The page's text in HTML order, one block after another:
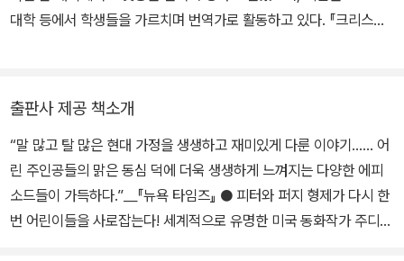
대학 등에서 학생들을 가르치며 번역가로 활동하고 있다. 『크리스마
말로 옮겼다.
출판사 제공 책소개
“말 많고 탈 많은 현대 가정을 생생하고 재미있게 다룬 이야기…… 어
린 주인공들의 맑은 동심 덕에 더욱 생생하게 느껴지는 다양한 에피
소드들이 가득하다.”＿『뉴욕 타임즈』 ● 피터와 퍼지 형제가 다시 한
번 어린이들을 사로잡는다! 세계적으로 유명한 미국 동화작가 주디